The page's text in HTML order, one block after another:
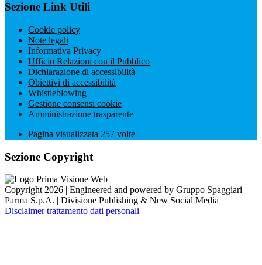
Sezione Link Utili
Cookie policy
Note legali
Informativa Privacy
Ufficio Relazioni con il Pubblico
Dichiarazione di accessibilità
Obiettivi di accessibilità
Whistleblowing
Gestione consensi cookie
Amministrazione trasparente
Pagina visualizzata 257 volte
Sezione Copyright
Copyright 2026 | Engineered and powered by Gruppo Spaggiari
Parma S.p.A. | Divisione Publishing & New Social Media
Disclaimer trattamento dati personali